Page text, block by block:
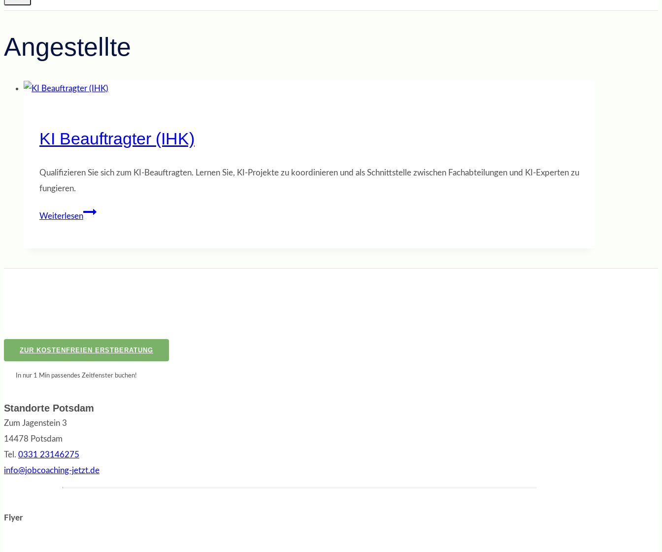
Angestellte
KI Beauftragter (IHK)
Qualifizieren Sie sich zum KI-Beauftragten. Lernen Sie, KI-Projekte zu koordinieren und als Schnittstelle zwischen Fachabteilungen und KI-Experten zu
fungieren.
WeiterlesenKI
ZUR KOSTENFREIEN ERSTBERATUNG
In nur 1 Min passendes Zeitfenster buchen!
Standorte Potsdam
Zum Jagenstein 3
14478 Potsdam
Tel. 0331 23146275
info@jobcoaching-jetzt.de
Flyer